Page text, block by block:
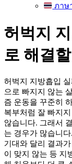
ภาษ
허벅지
로 해결
허벅지 지방흡입
으로 빠지지 않는
즘 운동을 꾸준히
복부처럼 잘 빠지
않습니다. 그래서
는 경우가 많습니
기대와 달리 결과
이 맞지 않는 등 지